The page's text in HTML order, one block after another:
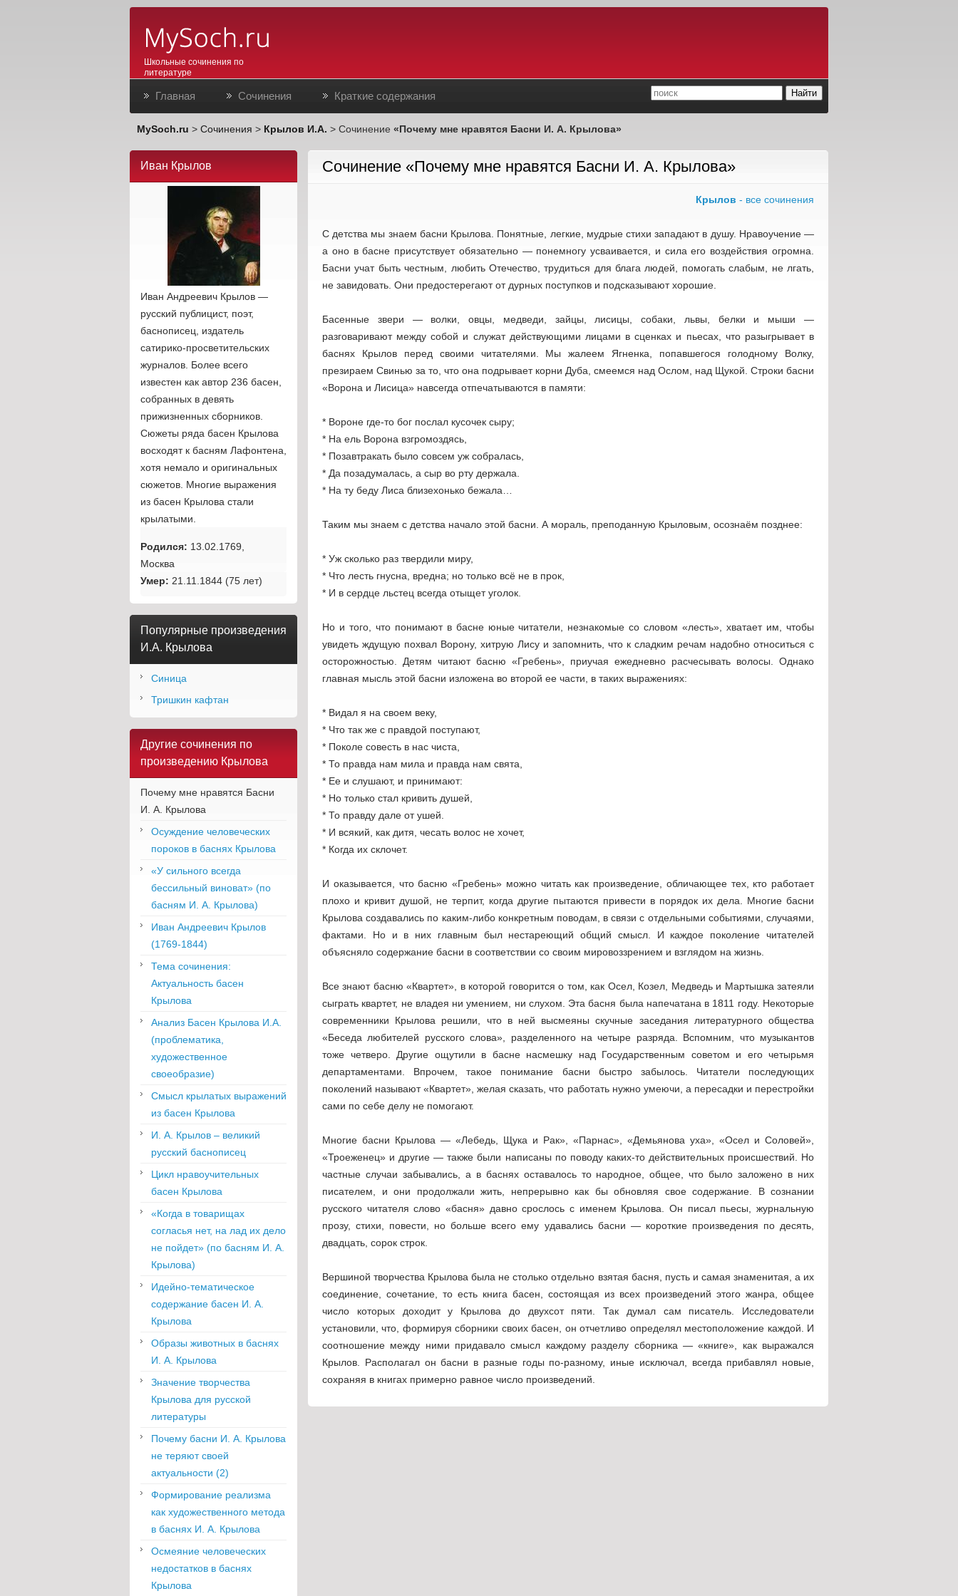
Школьные сочинения по
литературе
Главная Сочинения Краткие содержания
MySoch.ru > Сочинения > Крылов И.А. > Сочинение «Почему мне нравятся Басни И. А. Крылова»
Иван Крылов
Иван Андреевич Крылов —
русский публицист, поэт,
баснописец, издатель
сатирико-просветительских
журналов. Более всего
известен как автор 236 басен,
собранных в девять
прижизненных сборников.
Сюжеты ряда басен Крылова
восходят к басням Лафонтена,
хотя немало и оригинальных
сюжетов. Многие выражения
из басен Крылова стали
крылатыми.
Родился: 13.02.1769,
Москва
Умер: 21.11.1844 (75 лет)
Популярные произведения
И.А. Крылова
Синица
Тришкин кафтан
Другие сочинения по
произведению Крылова
Почему мне нравятся Басни
И. А. Крылова
Осуждение человеческих
пороков в баснях Крылова
«У сильного всегда
бессильный виноват» (по
басням И. А. Крылова)
Иван Андреевич Крылов
(1769-1844)
Тема сочинения:
Актуальность басен
Крылова
Анализ Басен Крылова И.А.
(проблематика,
художественное
своеобразие)
Смысл крылатых выражений
из басен Крылова
И. А. Крылов – великий
русский баснописец
Цикл нравоучительных
басен Крылова
«Когда в товарищах
согласья нет, на лад их дело
не пойдет» (по басням И. А.
Крылова)
Идейно-тематическое
содержание басен И. А.
Крылова
Образы животных в баснях
И. А. Крылова
Значение творчества
Крылова для русской
литературы
Почему басни И. А. Крылова
не теряют своей
актуальности (2)
Формирование реализма
как художественного метода
в баснях И. А. Крылова
Осмеяние человеческих
недостатков в баснях
Крылова
Сочинение «Почему мне нравятся Басни И. А. Крылова»
Крылов - все сочинения
С детства мы знаем басни Крылова. Понятные, легкие, мудрые стихи западают в душу. Нравоучение —
а оно в басне присутствует обязательно — понемногу усваивается, и сила его воздействия огромна.
Басни учат быть честным, любить Отечество, трудиться для блага людей, помогать слабым, не лгать,
не завидовать. Они предостерегают от дурных поступков и подсказывают хорошие.
Басенные звери — волки, овцы, медведи, зайцы, лисицы, собаки, львы, белки и мыши —
разговаривают между собой и служат действующими лицами в сценках и пьесах, что разыгрывает в
баснях Крылов перед своими читателями. Мы жалеем Ягненка, попавшегося голодному Волку,
презираем Свинью за то, что она подрывает корни Дуба, смеемся над Ослом, над Щукой. Строки басни
«Ворона и Лисица» навсегда отпечатываются в памяти:
* Вороне где-то бог послал кусочек сыру;
* На ель Ворона взгромоздясь,
* Позавтракать было совсем уж собралась,
* Да позадумалась, а сыр во рту держала.
* На ту беду Лиса близехонько бежала…
Таким мы знаем с детства начало этой басни. А мораль, преподанную Крыловым, осознаём позднее:
* Уж сколько раз твердили миру,
* Что лесть гнусна, вредна; но только всё не в прок,
* И в сердце льстец всегда отыщет уголок.
Но и того, что понимают в басне юные читатели, незнакомые со словом «лесть», хватает им, чтобы
увидеть ждущую похвал Ворону, хитрую Лису и запомнить, что к сладким речам надобно относиться с
осторожностью. Детям читают басню «Гребень», приучая ежедневно расчесывать волосы. Однако
главная мысль этой басни изложена во второй ее части, в таких выражениях:
* Видал я на своем веку,
* Что так же с правдой поступают,
* Поколе совесть в нас чиста,
* То правда нам мила и правда нам свята,
* Ее и слушают, и принимают:
* Но только стал кривить душей,
* То правду дале от ушей.
* И всякий, как дитя, чесать волос не хочет,
* Когда их склочет.
И оказывается, что басню «Гребень» можно читать как произведение, обличающее тех, кто работает
плохо и кривит душой, не терпит, когда другие пытаются привести в порядок их дела. Многие басни
Крылова создавались по каким-либо конкретным поводам, в связи с отдельными событиями, случаями,
фактами. Но и в них главным был нестареющий общий смысл. И каждое поколение читателей
объясняло содержание басни в соответствии со своим мировоззрением и взглядом на жизнь.
Все знают басню «Квартет», в которой говорится о том, как Осел, Козел, Медведь и Мартышка затеяли
сыграть квартет, не владея ни умением, ни слухом. Эта басня была напечатана в 1811 году. Некоторые
современники Крылова решили, что в ней высмеяны скучные заседания литературного общества
«Беседа любителей русского слова», разделенного на четыре разряда. Вспомним, что музыкантов
тоже четверо. Другие ощутили в басне насмешку над Государственным советом и его четырьмя
департаментами. Впрочем, такое понимание басни быстро забылось. Читатели последующих
поколений называют «Квартет», желая сказать, что работать нужно умеючи, а пересадки и перестройки
сами по себе делу не помогают.
Многие басни Крылова — «Лебедь, Щука и Рак», «Парнас», «Демьянова уха», «Осел и Соловей»,
«Троеженец» и другие — также были написаны по поводу каких-то действительных происшествий. Но
частные случаи забывались, а в баснях оставалось то народное, общее, что было заложено в них
писателем, и они продолжали жить, непрерывно как бы обновляя свое содержание. В сознании
русского читателя слово «басня» давно срослось с именем Крылова. Он писал пьесы, журнальную
прозу, стихи, повести, но больше всего ему удавались басни — короткие произведения по десять,
двадцать, сорок строк.
Вершиной творчества Крылова была не столько отдельно взятая басня, пусть и самая знаменитая, а их
соединение, сочетание, то есть книга басен, состоящая из всех произведений этого жанра, общее
число которых доходит у Крылова до двухсот пяти. Так думал сам писатель. Исследователи
установили, что, формируя сборники своих басен, он отчетливо определял местоположение каждой. И
соотношение между ними придавало смысл каждому разделу сборника — «книге», как выражался
Крылов. Располагал он басни в разные годы по-разному, иные исключал, всегда прибавлял новые,
сохраняя в книгах примерно равное число произведений.